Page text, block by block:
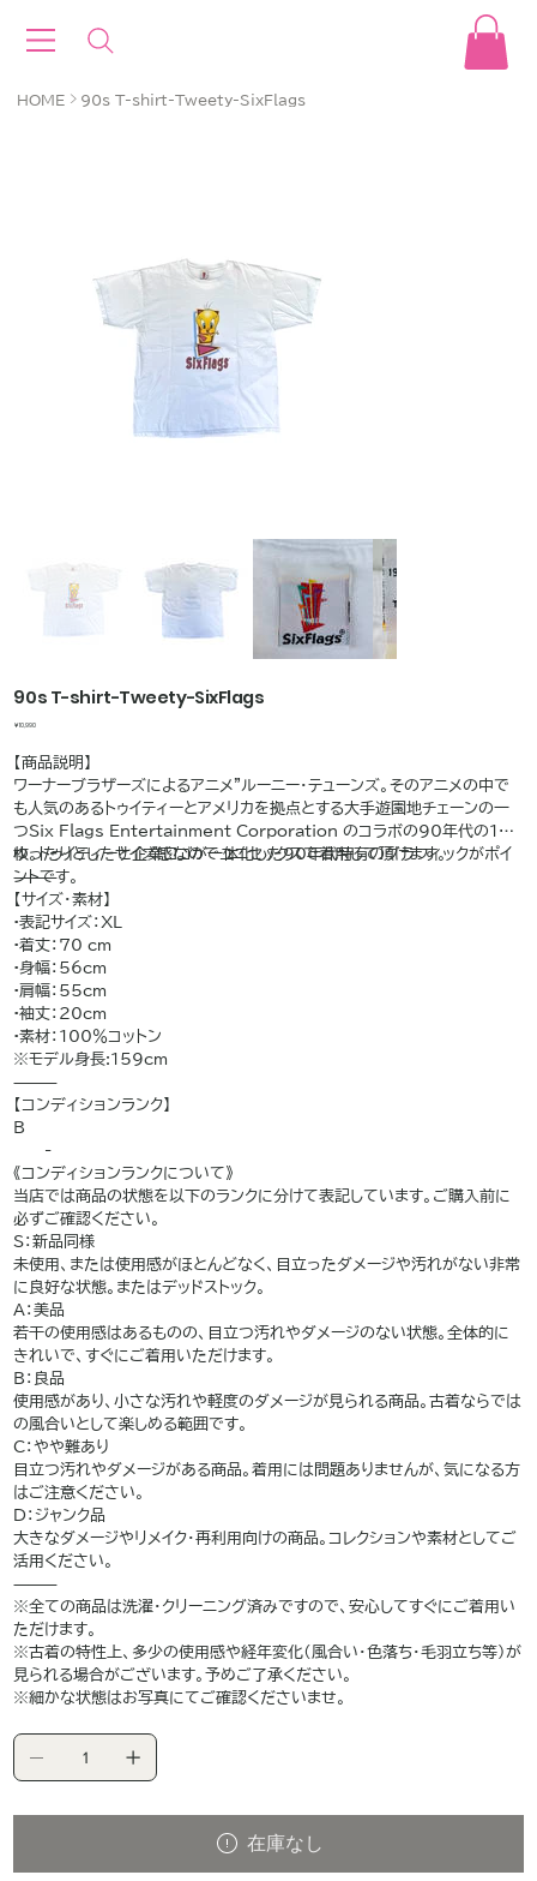
HOME > 90s T-shirt-Tweety-SixFlags
90s T-shirt-Tweety-SixFlags
価
￥10,990
【商品説明】
ワーナーブラザーズによるアニメ"ルーニー・テューンズ。そのアニメの中で
も人気のあるトゥイティーとアメリカを拠点とする大手遊園地チェーンの一
つSix Flags Entertainment Corporation のコラボの90年代の1
枚。トゥイティーと企業ロゴが一体化した90年代特有のグラフィックがポイ
ントです。
ゆったりとしたサイズ感なのでユニセックスで着用して頂けます。
⸻
【サイズ・素材】
•表記サイズ：XL
•着丈：70 cm
•身幅：56cm
•肩幅：55cm
•袖丈：20cm
•素材：100％コットン
※モデル身長:159cm
⸻
【コンディションランク】
B
——-
《コンディションランクについて》
当店では商品の状態を以下のランクに分けて表記しています。ご購入前に
必ずご確認ください。
S：新品同様
未使用、または使用感がほとんどなく、目立ったダメージや汚れがない非常
に良好な状態。またはデッドストック。
A：美品
若干の使用感はあるものの、目立つ汚れやダメージのない状態。全体的に
きれいで、すぐにご着用いただけます。
B：良品
使用感があり、小さな汚れや軽度のダメージが見られる商品。古着ならでは
の風合いとして楽しめる範囲です。
C：やや難あり
目立つ汚れやダメージがある商品。着用には問題ありませんが、気になる方
はご注意ください。
D：ジャンク品
大きなダメージやリメイク・再利用向けの商品。コレクションや素材としてご
活用ください。
⸻
※全ての商品は洗濯・クリーニング済みですので、安心してすぐにご着用い
ただけます。
※古着の特性上、多少の使用感や経年変化（風合い・色落ち・毛羽立ち等）が
見られる場合がございます。予めご了承ください。
※細かな状態はお写真にてご確認くださいませ。
在庫なし